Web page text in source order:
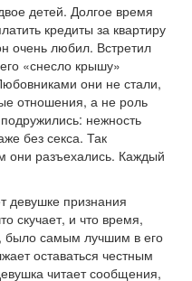
детей. Долгое время
кредиты за квартиру
очень любил. Встретил
«снесло крышу»
они не стали,
отношения, а не роль
нежность
без секса. Так
они разъехались. Каждый
признания
скучает, и что время,
было самым лучшим в его
оставаться честным
читает сообщения,